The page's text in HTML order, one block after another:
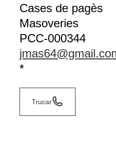
Cases de pagès
Masoveries
PCC-000344
*
Trucar